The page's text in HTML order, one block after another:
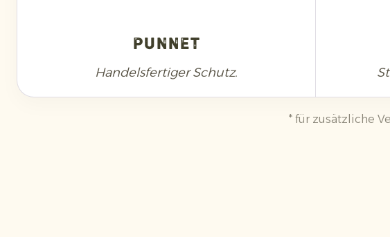
Punnet
Handelsfertiger Schutz.
* für zusätzliche